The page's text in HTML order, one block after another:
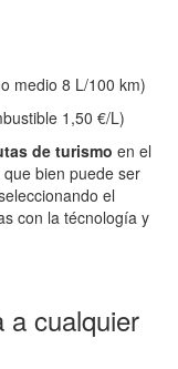
medio 8 L/100 km)
1,50 €/L)
de turismo en el
bien puede ser
el
con la técnología y
a cualquier